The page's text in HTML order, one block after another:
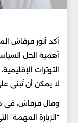
أكد أنور قرقاش
أهمية الحل
التوترات
لا يمكن أن تُبنى
وقال قرقاش، في
“الزيارة المهمة”